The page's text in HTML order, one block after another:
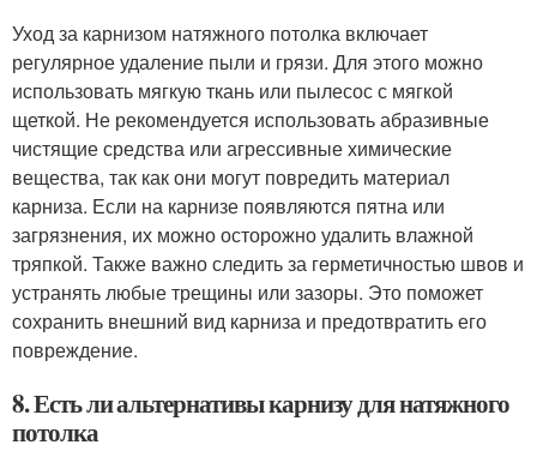
Уход за карнизом натяжного потолка включает
регулярное удаление пыли и грязи. Для этого можно
использовать мягкую ткань или пылесос с мягкой
щеткой. Не рекомендуется использовать абразивные
чистящие средства или агрессивные химические
вещества, так как они могут повредить материал
карниза. Если на карнизе появляются пятна или
загрязнения, их можно осторожно удалить влажной
тряпкой. Также важно следить за герметичностью швов и
устранять любые трещины или зазоры. Это поможет
сохранить внешний вид карниза и предотвратить его
повреждение.
8. Есть ли альтернативы карнизу для натяжного
потолка